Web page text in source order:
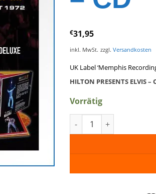
€31,95
inkl. MwSt. zzgl. Versandkosten
UK Label ‘Memphis
HILTON PRESENTS ELVIS
Vorrätig
Opening Night 1972 - CD